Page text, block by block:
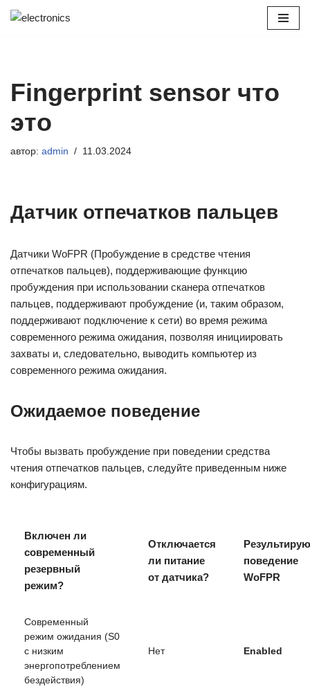
Fingerprint sensor что
это
автор: admin 11.03.2024
Датчик отпечатков пальцев
Датчики WoFPR (Пробуждение в средстве чтения
отпечатков пальцев), поддерживающие функцию
пробуждения при использовании сканера отпечатков
пальцев, поддерживают пробуждение (и, таким образом,
поддерживают подключение к сети) во время режима
современного режима ожидания, позволяя инициировать
захваты и, следовательно, выводить компьютер из
современного режима ожидания.
Ожидаемое поведение
Чтобы вызвать пробуждение при поведении средства
чтения отпечатков пальцев, следуйте приведенным ниже
конфигурациям.
Включен ли
современный
резервный
режим?
Отключается
ли питание
от датчика?
поведение
WoFPR
Современный
режим ожидания (S0
с низким
энергопотреблением
бездействия)
Нет Enabled